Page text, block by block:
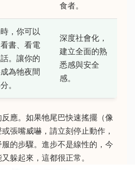
食者。
，你可以
書、看電
。讓你的
為牠夜間
。
深度社會化，
建立全面的熟
悉感與安全
感。
應。如果牠尾巴快速搖擺（像
張嘴威嚇，請立刻停止動作，
的步驟。進步不是線性的，今
躲起來，這都很正常。